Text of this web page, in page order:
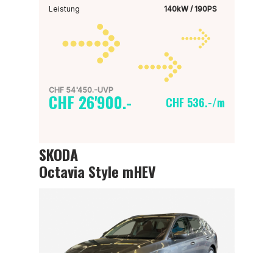
Leistung 140kW / 190PS
CHF 54'450.-UVP
CHF 26'900.- CHF 536.-/m
SKODA
Octavia Style mHEV